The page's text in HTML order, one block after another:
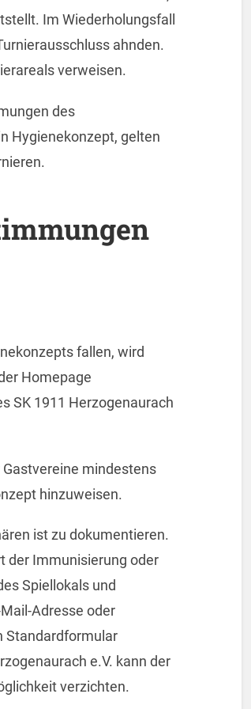
Im Wiederholungsfall
ahnden.
verweisen.
des
Hygienekonzept, gelten
fallen, wird
Homepage
SK 1911 Herzogenaurach
mindestens
hinzuweisen.
ist zu dokumentieren.
der Immunisierung oder
Spiellokals und
Adresse oder
Standardformular
e.V. kann der
verzichten.